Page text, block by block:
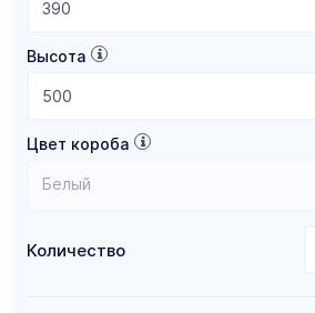
Высота
Цвет короба
Белый
Количество